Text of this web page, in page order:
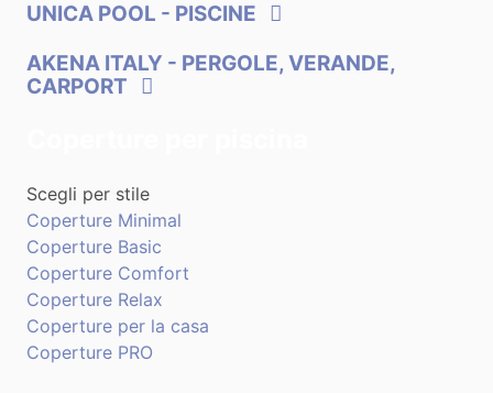
UNICA POOL - PISCINE
AKENA ITALY - PERGOLE, VERANDE,
CARPORT
Scegli per stile
Coperture Minimal
Coperture Basic
Coperture Comfort
Coperture Relax
Coperture per la casa
Coperture PRO